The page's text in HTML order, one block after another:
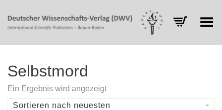
Toggle Menu
Selbstmord
Ein Ergebnis wird angezeigt
Sortieren nach neuesten